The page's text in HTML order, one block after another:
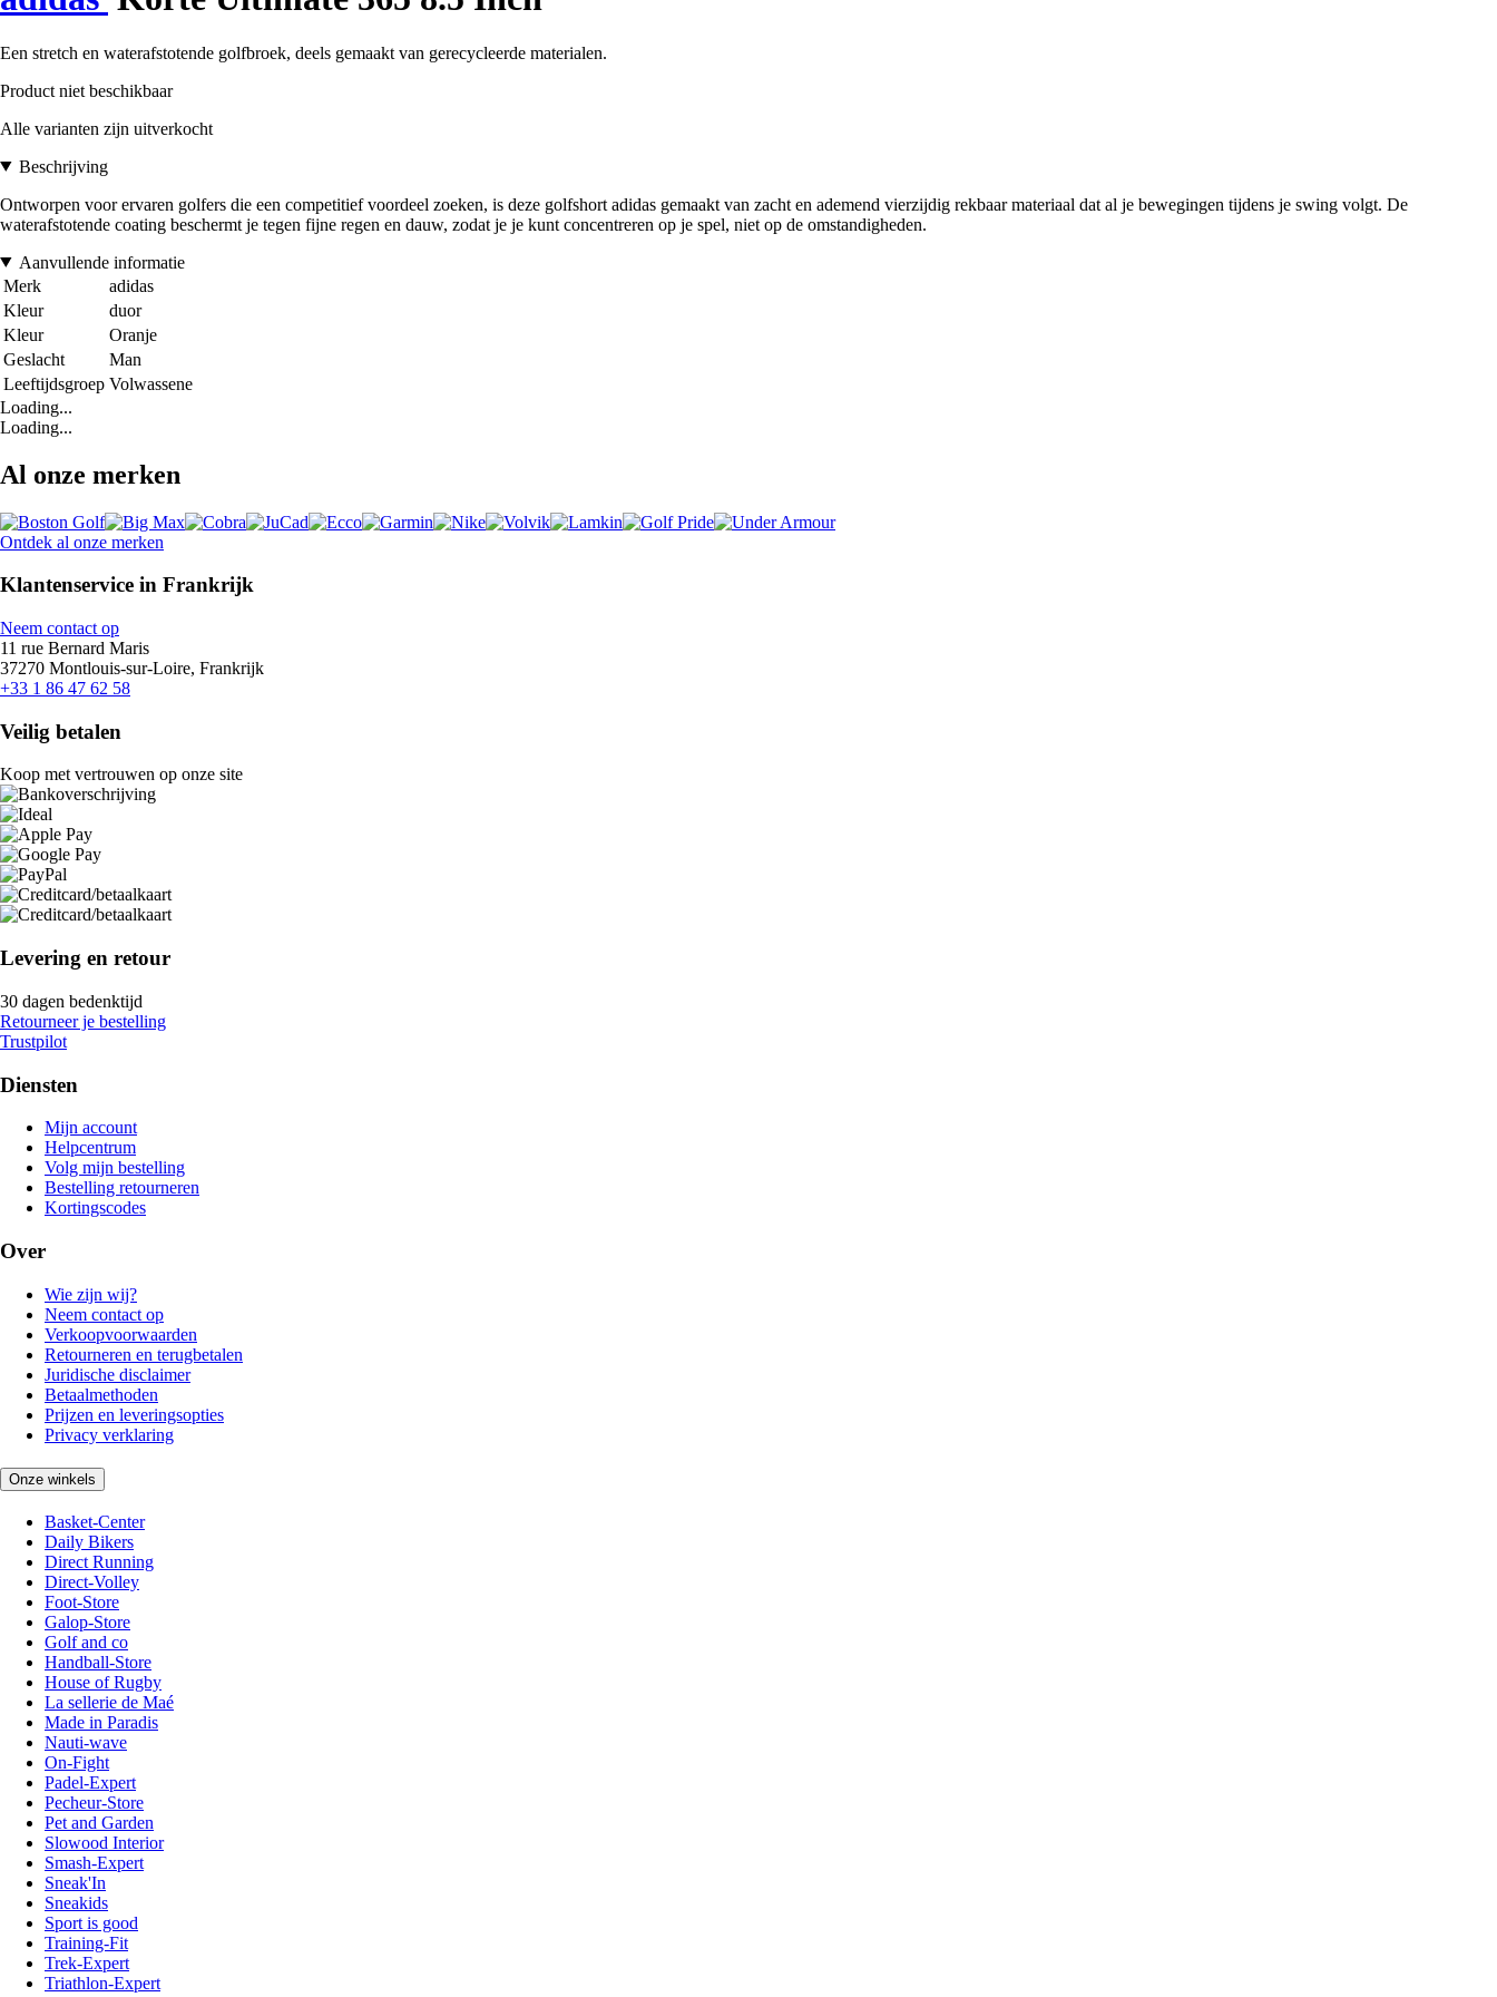
Een stretch en waterafstotende golfbroek, deels gemaakt van gerecycleerde materialen.
Product niet beschikbaar
Alle varianten zijn uitverkocht
Beschrijving
Ontworpen voor ervaren golfers die een competitief voordeel zoeken, is deze golfshort adidas gemaakt van zacht en ademend vierzijdig rekbaar materiaal dat al je bewegingen tijdens je swing volgt. De
waterafstotende coating beschermt je tegen fijne regen en dauw, zodat je je kunt concentreren op je spel, niet op de omstandigheden.
Aanvullende informatie
Merk
adidas
Kleur
duor
Kleur
Oranje
Geslacht
Man
Leeftijdsgroep Volwassene
Loading...
Loading...
Al onze merken
Ontdek al onze merken
Klantenservice in Frankrijk
Neem contact op
11 rue Bernard Maris
37270 Montlouis-sur-Loire, Frankrijk
+33 1 86 47 62 58
Veilig betalen
Koop met vertrouwen op onze site
Levering en retour
30 dagen bedenktijd
Retourneer je bestelling
Trustpilot
Diensten
Mijn account
Helpcentrum
Volg mijn bestelling
Bestelling retourneren
Kortingscodes
Over
Wie zijn wij?
Neem contact op
Verkoopvoorwaarden
Retourneren en terugbetalen
Juridische disclaimer
Betaalmethoden
Prijzen en leveringsopties
Privacy verklaring
Onze winkels
Basket-Center
Daily Bikers
Direct Running
Direct-Volley
Foot-Store
Galop-Store
Golf and co
Handball-Store
House of Rugby
La sellerie de Maé
Made in Paradis
Nauti-wave
On-Fight
Padel-Expert
Pecheur-Store
Pet and Garden
Slowood Interior
Smash-Expert
Sneak'In
Sneakids
Sport is good
Training-Fit
Trek-Expert
Triathlon-Expert